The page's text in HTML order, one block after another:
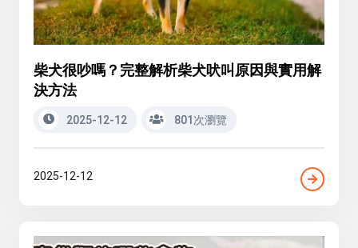
柴犬很吵嗎？完整解析柴犬吠叫原因與實用解
決方法
2025-12-12 801次瀏覽
2025-12-12